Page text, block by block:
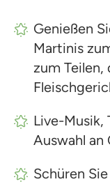
Genießen
Martinis
zum Teilen,
Live-Musik,
Auswahl an
Schüren